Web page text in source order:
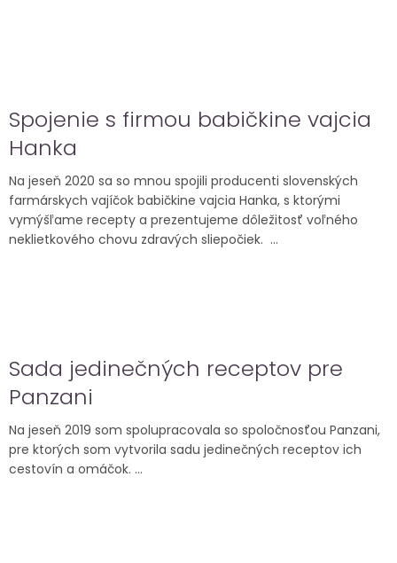
Spojenie s firmou babičkine vajcia
Hanka
Na jeseň 2020 sa so mnou spojili producenti slovenských
farmárskych vajíčok babičkine vajcia Hanka, s ktorými
vymýšľame recepty a prezentujeme dôležitosť voľného
neklietkového chovu zdravých sliepočiek. ...
Sada jedinečných receptov pre
Panzani
Na jeseň 2019 som spolupracovala so spoločnosťou Panzani,
pre ktorých som vytvorila sadu jedinečných receptov ich
cestovín a omáčok. ...